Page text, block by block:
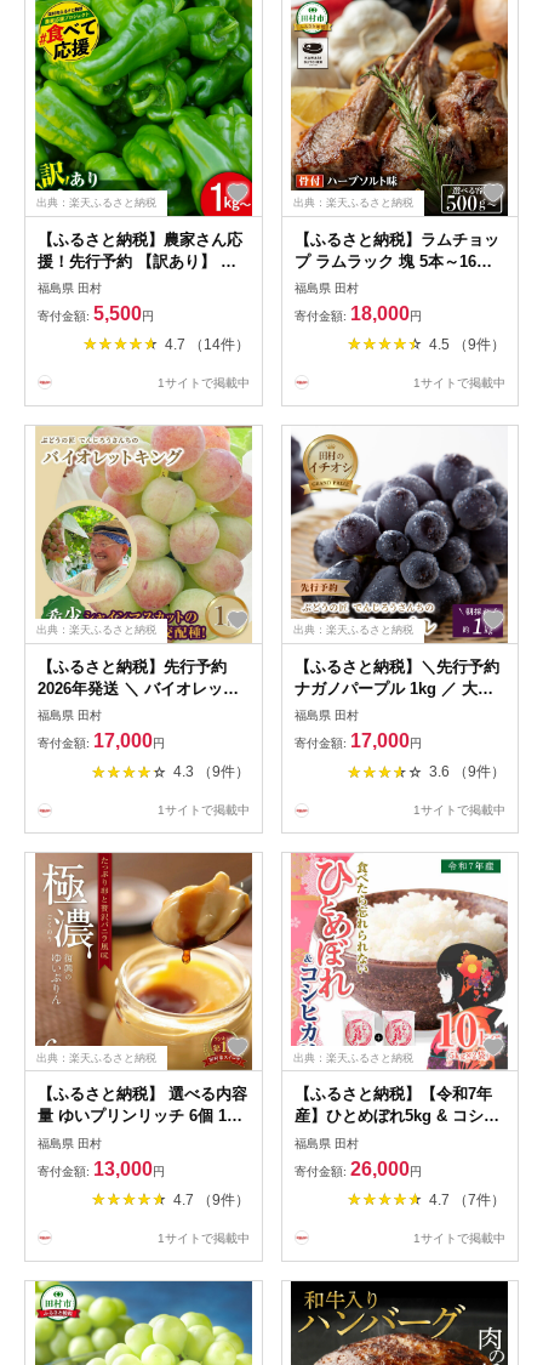
出典：楽天ふるさと納税
【ふるさと納税】農家さん応
援！先行予約 【訳あり】 ピ
ーマン 選べる内容量 1kg
1.5kg 2kg 3kg 5000円 6月発
送 農家直送 野菜 新鮮 BBQ
焼肉 国産 おすすめ 送料無料
田村市 新田ファーム
福島県 田村
寄付金額: 5,500円
4.7 （14件）
1サイトで掲載中
出典：楽天ふるさと納税
【ふるさと納税】ラムチョッ
プ ラムラック 塊 5本～16本
500g 600g 1.2kg 真空 冷凍保
存 肉 ラム ラム肉 羊肉 焼肉
子羊 クリスマス キャンプ 肉
バーベキュー BBQ 高タンパ
人気 ランキング おすすめ グ
合精肉店
福島県 田村
寄付金額: 18,000円
4.5 （9件）
1サイトで掲載中
出典：楽天ふるさと納税
【ふるさと納税】先行予約
2026年発送 ＼ バイオレット
キング 約1kg ／ 冷蔵 高級 種
無し 種なし シャインマスカ
ット ぶどう 品種 果物 甘い
巨峰 美味しい 希少 人気 ラン
市 鈴木農園
福島県 田村
寄付金額: 17,000円
4.3 （9件）
1サイトで掲載中
出典：楽天ふるさと納税
【ふるさと納税】＼先行予約
ナガノパープル 1kg ／ 大粒
冷蔵 高級 種無し 種なし ブド
ウ ぶどう 品種 果物 甘さ 大
粒 美味しい 食べ方 人気 ラン
キング おすすめ 福島県 田村
福島県 田村
寄付金額: 17,000円
3.6 （9件）
1サイトで掲載中
出典：楽天ふるさと納税
【ふるさと納税】 選べる内容
量 ゆいプリンリッチ 6個 12
個 1箱 2箱 セット スイーツ
デザート プリン ぷりん 洋菓
子 お菓子 お取り寄せスイー
ツ ホワイトデー お返し 贅沢
おすすめ 人気 美味しい 冷蔵
ーツゆい
福島県 田村
寄付金額: 13,000円
4.7 （9件）
1サイトで掲載中
出典：楽天ふるさと納税
【ふるさと納税】【令和7年
産】ひとめぼれ5kg & コシヒ
カリ5kg 計10kg お米 食べく
らべ 2種 福島県 田村市 贈答
美味しい 米 kome コメご飯
特Aランク 一等米 単一米 精
ぁせるたむら
福島県 田村
寄付金額: 26,000円
4.7 （7件）
1サイトで掲載中